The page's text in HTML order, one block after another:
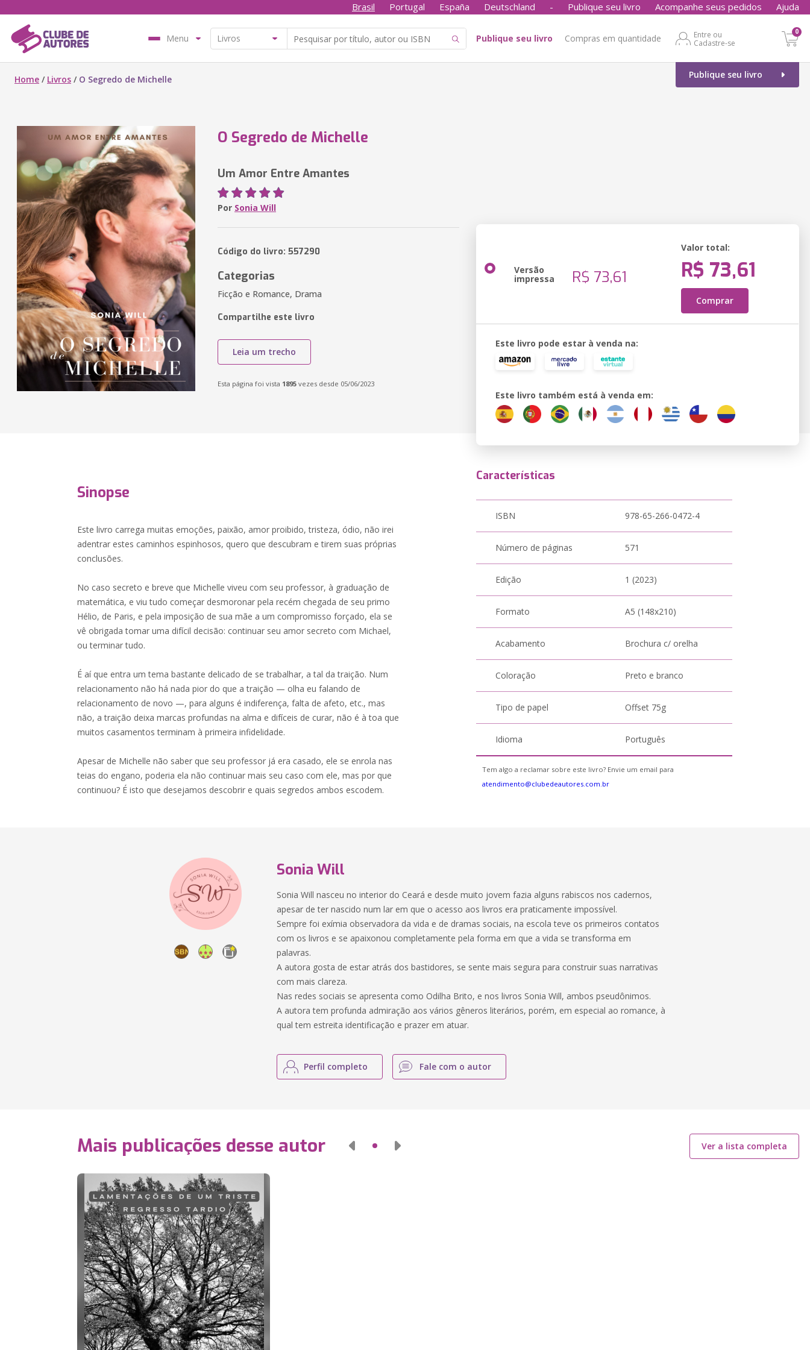
Brasil Portugal España Deutschland - Publique seu livro Acompanhe seus pedidos Ajuda
Menu Publique seu livro Compras em quantidade
Entre ou
Cadastre-se
0
Publique seu livro
Home / Livros / O Segredo de Michelle
O Segredo de Michelle
Um Amor Entre Amantes
Por Sonia Will
Código do livro: 557290
Categorias
Ficção e Romance, Drama
Compartilhe este livro
Leia um trecho
Esta página foi vista 1895 vezes desde 05/06/2023
Versão
impressa R$ 73,61
Valor total:
R$ 73,61
Comprar
Este livro pode estar à venda na:
Este livro também está à venda em:
Sinopse
Este livro carrega muitas emoções, paixão, amor proibido, tristeza, ódio, não irei
adentrar estes caminhos espinhosos, quero que descubram e tirem suas próprias
conclusões.
No caso secreto e breve que Michelle viveu com seu professor, à graduação de
matemática, e viu tudo começar desmoronar pela recém chegada de seu primo
Hélio, de Paris, e pela imposição de sua mãe a um compromisso forçado, ela se
vê obrigada tomar uma difícil decisão: continuar seu amor secreto com Michael,
ou terminar tudo.
É aí que entra um tema bastante delicado de se trabalhar, a tal da traição. Num
relacionamento não há nada pior do que a traição — olha eu falando de
relacionamento de novo —, para alguns é indiferença, falta de afeto, etc., mas
não, a traição deixa marcas profundas na alma e difíceis de curar, não é à toa que
muitos casamentos terminam à primeira infidelidade.
Apesar de Michelle não saber que seu professor já era casado, ele se enrola nas
teias do engano, poderia ela não continuar mais seu caso com ele, mas por que
continuou? É isto que desejamos descobrir e quais segredos ambos escodem.
Características
ISBN 978-65-266-0472-4
Número de páginas 571
Edição 1 (2023)
Formato A5 (148x210)
Acabamento Brochura c/ orelha
Coloração Preto e branco
Tipo de papel Offset 75g
Idioma Português
Tem algo a reclamar sobre este livro? Envie um email para
atendimento@clubedeautores.com.br
Sonia Will
Sonia Will nasceu no interior do Ceará e desde muito jovem fazia alguns rabiscos nos cadernos,
apesar de ter nascido num lar em que o acesso aos livros era praticamente impossível.
Sempre foi exímia observadora da vida e de dramas sociais, na escola teve os primeiros contatos
com os livros e se apaixonou completamente pela forma em que a vida se transforma em
palavras.
A autora gosta de estar atrás dos bastidores, se sente mais segura para construir suas narrativas
com mais clareza.
Nas redes sociais se apresenta como Odilha Brito, e nos livros Sonia Will, ambos pseudônimos.
A autora tem profunda admiração aos vários gêneros literários, porém, em especial ao romance, à
qual tem estreita identificação e prazer em atuar.
Perfil completo Fale com o autor
Mais publicações desse autor Ver a lista completa